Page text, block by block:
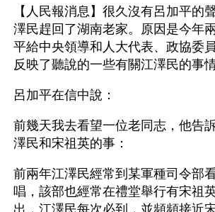
【人民報消息】很久沒有呂加平的
澤民趕回了湖南老家。原因是今年
平給中央領導和人大代表、政協委
反映了聽說的一些有關江澤民的事
呂加平在信中說：
前幾天我去看望一位老同志，他告
澤民和宋祖英的事：
前兩年江澤民經常到某軍種司令部
唱，該部也經常在禮堂舉行有宋祖
出，江澤民每次必到，並頻頻接近